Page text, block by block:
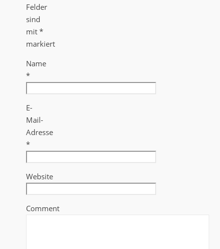
Felder
sind
mit *
markiert
Name
*
E-
Mail-
Adresse
*
Website
Comment